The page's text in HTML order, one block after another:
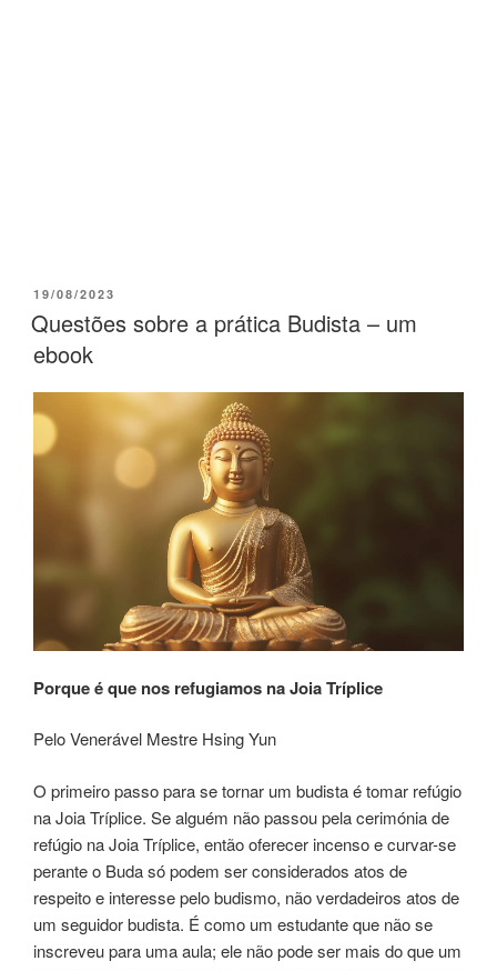
19/08/2023
Questões sobre a prática Budista – um
ebook
Porque é que nos refugiamos na Joia Tríplice
Pelo Venerável Mestre Hsing Yun
O primeiro passo para se tornar um budista é tomar refúgio
na Joia Tríplice. Se alguém não passou pela cerimónia de
refúgio na Joia Tríplice, então oferecer incenso e curvar-se
perante o Buda só podem ser considerados atos de
respeito e interesse pelo budismo, não verdadeiros atos de
um seguidor budista. É como um estudante que não se
inscreveu para uma aula; ele não pode ser mais do que um